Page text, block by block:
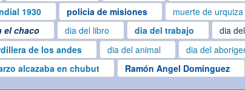
1930 policia de misiones muerte de urquiza
el chaco dia del libro dia del trabajo dia
de los andes dia del animal dia del
alcazaba en chubut Ramón Angel Domínguez